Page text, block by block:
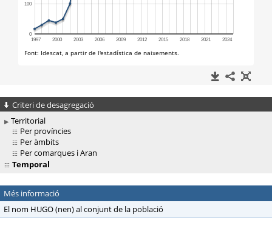
Criteri de desagregació
Territorial
Per províncies
Per àmbits
Per comarques i Aran
Temporal
Més informació
El nom HUGO (nen) al conjunt de la població